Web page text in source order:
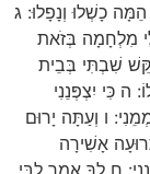
כָשְׁלוּ וְנָפָלוּ: ג
מִלְחָמָה בְּזֹאת
שִׁבְתִּי בְּבֵית
ה כִּי יִצְפְּנֵנִי
ו וְעַתָּה יָרוּם
אָשִׁירָה